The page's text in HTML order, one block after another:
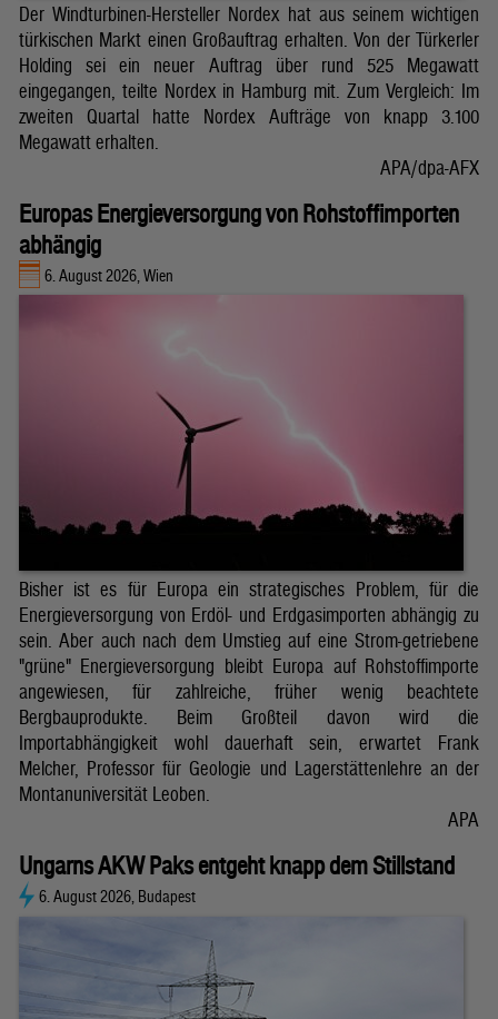
Der Windturbinen-Hersteller Nordex hat aus seinem wichtigen
türkischen Markt einen Großauftrag erhalten. Von der Türkerler
Holding sei ein neuer Auftrag über rund 525 Megawatt
eingegangen, teilte Nordex in Hamburg mit. Zum Vergleich: Im
zweiten Quartal hatte Nordex Aufträge von knapp 3.100
Megawatt erhalten.
APA/dpa-AFX
Europas Energieversorgung von Rohstoffimporten
abhängig
6. August 2026, Wien
Bisher ist es für Europa ein strategisches Problem, für die
Energieversorgung von Erdöl- und Erdgasimporten abhängig zu
sein. Aber auch nach dem Umstieg auf eine Strom-getriebene
"grüne" Energieversorgung bleibt Europa auf Rohstoffimporte
angewiesen, für zahlreiche, früher wenig beachtete
Bergbauprodukte. Beim Großteil davon wird die
Importabhängigkeit wohl dauerhaft sein, erwartet Frank
Melcher, Professor für Geologie und Lagerstättenlehre an der
Montanuniversität Leoben.
APA
Ungarns AKW Paks entgeht knapp dem Stillstand
6. August 2026, Budapest